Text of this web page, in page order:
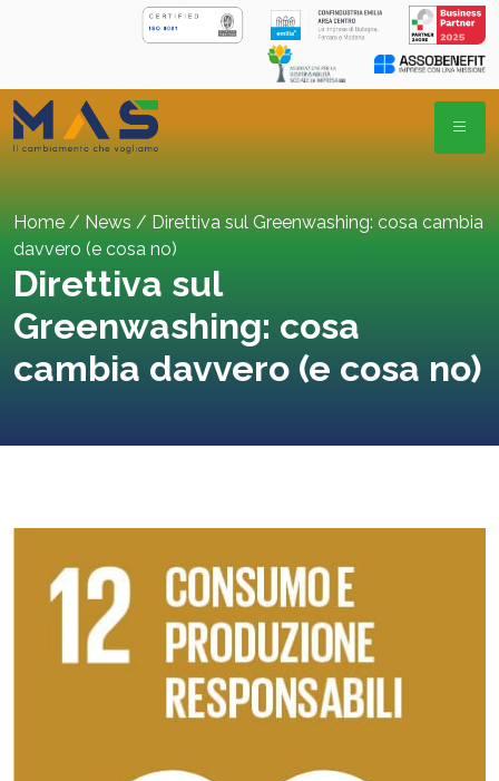
Home / News / Direttiva sul Greenwashing: cosa cambia
davvero (e cosa no)
Direttiva sul
Greenwashing: cosa
cambia davvero (e cosa no)